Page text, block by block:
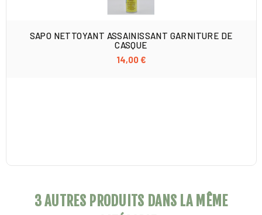
SAPO NETTOYANT ASSAINISSANT GARNITURE DE
CASQUE
14,00 €
3 AUTRES PRODUITS DANS LA MÊME